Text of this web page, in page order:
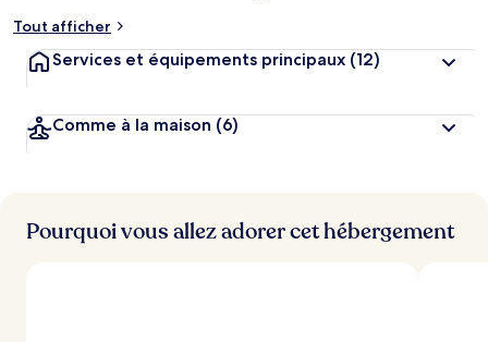
Tout afficher
Services et équipements principaux (12)
Comme à la maison (6)
Pourquoi vous allez adorer cet hébergement